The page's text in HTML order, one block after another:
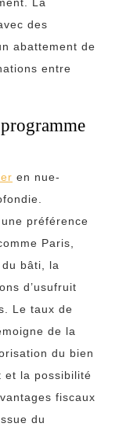
des
abattement de
entre
en nue-
préférence
Paris,
du bâti, la
d’usufruit
Le taux de
de la
du bien
et la possibilité
fiscaux
du